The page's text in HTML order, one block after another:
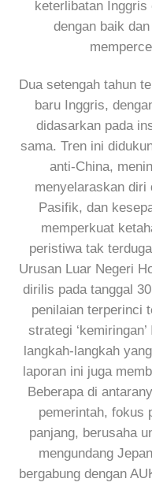
keterlibatan
dengan baik
Dua setengah tahun
baru Inggris,
didasarkan pada
sama. Tren ini
anti-China,
menyelaraskan diri
Pasifik, dan
memperkuat
peristiwa tak
Urusan Luar Negeri
dirilis pada tanggal
penilaian terperinci
strategi
langkah-langkah
laporan ini juga
Beberapa di
pemerintah, fokus
panjang, berusaha
mengundang
bergabung dengan